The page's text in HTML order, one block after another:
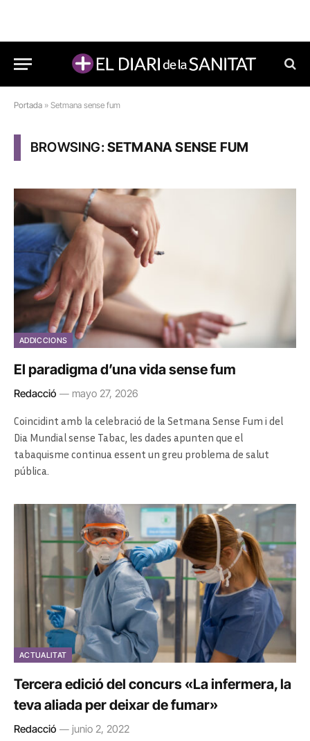
Portada » Setmana sense fum
BROWSING:SETMANA SENSE FUM
ADDICCIONS
El paradigma d’una vida sense fum
Redacció mayo 27, 2026
Coincidint amb la celebració de la Setmana Sense Fum i del
Dia Mundial sense Tabac, les dades apunten que el
tabaquisme continua essent un greu problema de salut
pública.
ACTUALITAT
Tercera edició del concurs «La infermera, la
teva aliada per deixar de fumar»
Redacció junio 2, 2022